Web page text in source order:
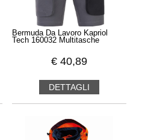
Bermuda Da Lavoro Kapriol
Tech 160032 Multitasche
€ 40,89
DETTAGLI